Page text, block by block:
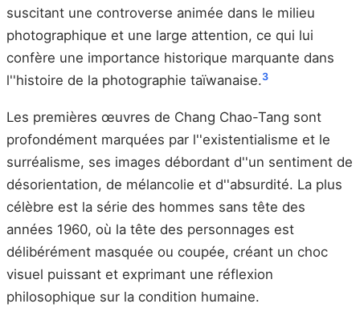
suscitant une controverse animée dans le milieu
photographique et une large attention, ce qui lui
confère une importance historique marquante dans
l''histoire de la photographie taïwanaise.3
Les premières œuvres de Chang Chao-Tang sont
profondément marquées par l''existentialisme et le
surréalisme, ses images débordant d''un sentiment de
désorientation, de mélancolie et d''absurdité. La plus
célèbre est la série des hommes sans tête des
années 1960, où la tête des personnages est
délibérément masquée ou coupée, créant un choc
visuel puissant et exprimant une réflexion
philosophique sur la condition humaine.